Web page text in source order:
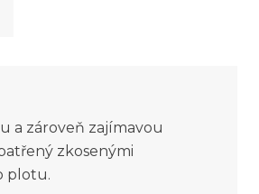
a zároveň zajímavou
zkosenými
plotu.